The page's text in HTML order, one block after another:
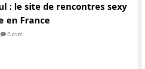
: le site de rencontres sexy
en France
0 com